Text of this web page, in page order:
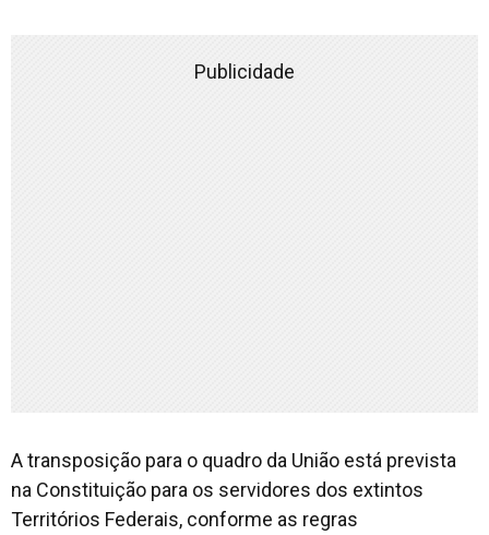
Publicidade
A transposição para o quadro da União está prevista
na Constituição para os servidores dos extintos
Territórios Federais, conforme as regras